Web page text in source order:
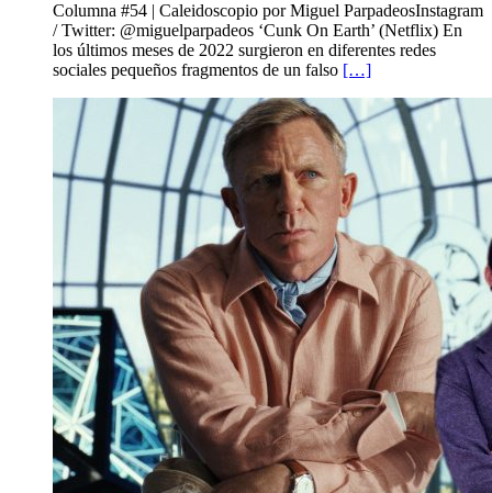
Columna #54 | Caleidoscopio por Miguel ParpadeosInstagram
/ Twitter: @miguelparpadeos ‘Cunk On Earth’ (Netflix) En
los últimos meses de 2022 surgieron en diferentes redes
sociales pequeños fragmentos de un falso […]